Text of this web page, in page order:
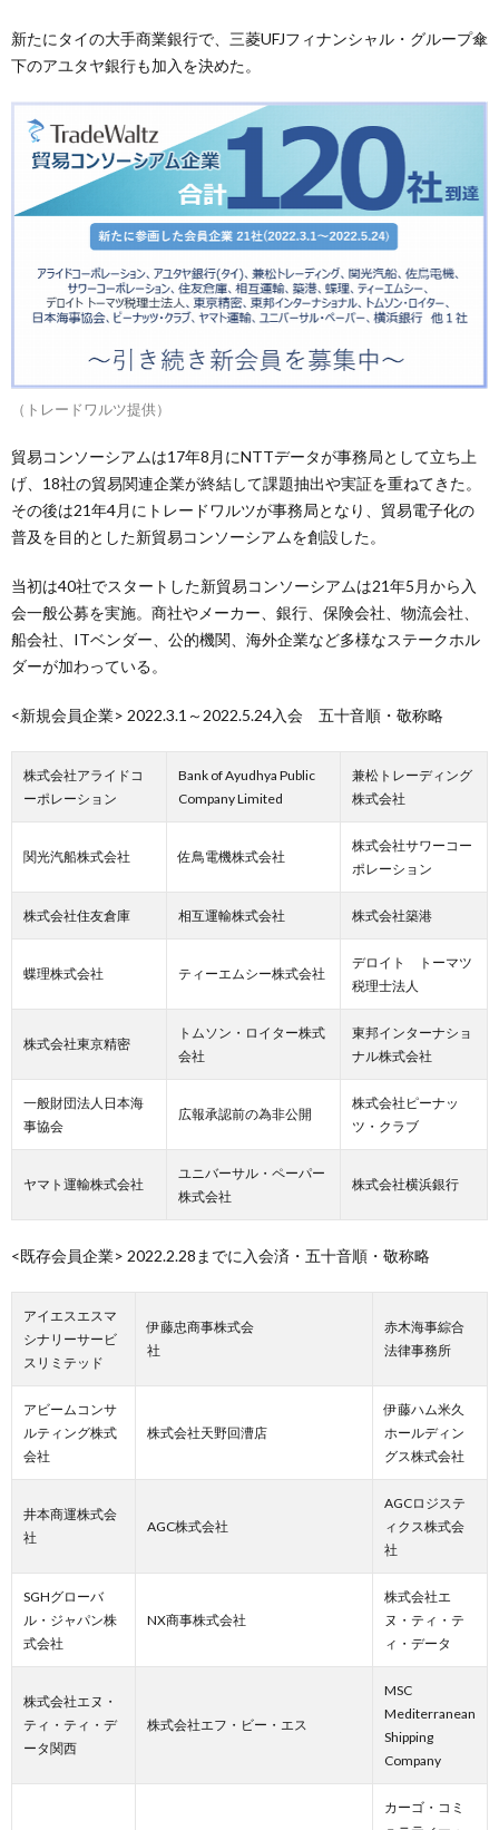
新たにタイの大手商業銀行で、三菱UFJフィナンシャル・グループ傘
下のアユタヤ銀行も加入を決めた。
（トレードワルツ提供）
貿易コンソーシアムは17年8月にNTTデータが事務局として立ち上
げ、18社の貿易関連企業が終結して課題抽出や実証を重ねてきた。
その後は21年4月にトレードワルツが事務局となり、貿易電子化の
普及を目的とした新貿易コンソーシアムを創設した。
当初は40社でスタートした新貿易コンソーシアムは21年5月から入
会一般公募を実施。商社やメーカー、銀行、保険会社、物流会社、
船会社、ITベンダー、公的機関、海外企業など多様なステークホル
ダーが加わっている。
<新規会員企業> 2022.3.1～2022.5.24入会 五十音順・敬称略
株式会社アライドコ
ーポレーション
Bank of Ayudhya Public
Company Limited
兼松トレーディング
株式会社
関光汽船株式会社 佐鳥電機株式会社
株式会社サワーコー
ポレーション
株式会社住友倉庫 相互運輸株式会社 株式会社築港
蝶理株式会社 ティーエムシー株式会社
デロイト トーマツ
税理士法人
株式会社東京精密
トムソン・ロイター株式
会社
東邦インターナショ
ナル株式会社
一般財団法人日本海
事協会
広報承認前の為非公開
株式会社ピーナッ
ツ・クラブ
ヤマト運輸株式会社
ユニバーサル・ペーパー
株式会社
株式会社横浜銀行
<既存会員企業> 2022.2.28までに入会済・五十音順・敬称略
アイエスエスマ
シナリーサービ
スリミテッド
伊藤忠商事株式会
社
赤木海事綜合
法律事務所
アビームコンサ
ルティング株式
会社
株式会社天野回漕店
伊藤ハム米久
ホールディン
グス株式会社
井本商運株式会
社
AGC株式会社
AGCロジステ
ィクス株式会
社
SGHグローバ
ル・ジャパン株
式会社
NX商事株式会社
株式会社エ
ヌ・ティ・テ
ィ・データ
株式会社エヌ・
ティ・ティ・デ
ータ関西
株式会社エフ・ビー・エス
MSC
Mediterranean
Shipping
Company
カーゴ・コミ